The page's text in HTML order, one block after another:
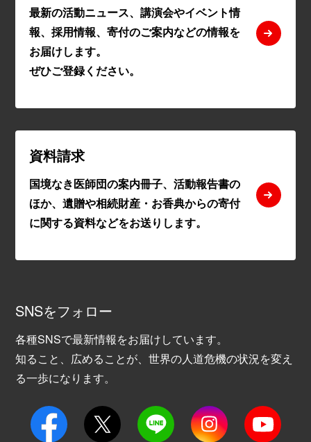
最新の活動ニュース、講演会やイベント情
報、採用情報、寄付のご案内などの情報を
お届けします。
ぜひご登録ください。
資料請求
国境なき医師団の案内冊子、活動報告書の
ほか、遺贈や相続財産・お香典からの寄付
に関する資料などをお送りします。
SNSをフォロー
各種SNSで最新情報をお届けしています。
知ること、広めることが、世界の人道危機の状況を変え
る一歩になります。